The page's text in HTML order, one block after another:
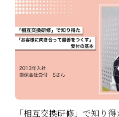
「相互交換研修」で知り